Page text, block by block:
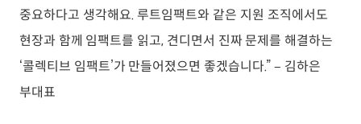
중요하다고 생각해요. 루트임팩트와 같은 지원 조직에서도
현장과 함께 임팩트를 읽고, 견디면서 진짜 문제를 해결하는
‘콜렉티브 임팩트’가 만들어졌으면 좋겠습니다.” – 김하은
부대표